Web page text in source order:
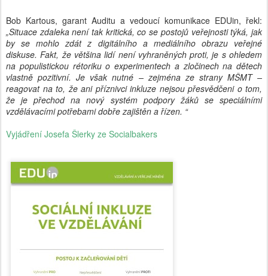
Bob Kartous, garant Auditu a vedoucí komunikace EDUin, řekl:
„Situace zdaleka není tak kritická, co se postojů veřejnosti týká, jak
by se mohlo zdát z digitálního a mediálního obrazu veřejné
diskuse. Fakt, že většina lidí není vyhraněných proti, je s ohledem
na populistickou rétoriku o experimentech a zločinech na dětech
vlastně pozitivní. Je však nutné – zejména ze strany MŠMT –
reagovat na to, že ani příznivci inkluze nejsou přesvědčeni o tom,
že je přechod na nový systém podpory žáků se speciálními
vzdělávacími potřebami dobře zajištěn a řízen. “
Vyjádření Josefa Šlerky ze Socialbakers